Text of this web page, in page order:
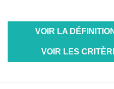
VOIR LA
VOIR LES